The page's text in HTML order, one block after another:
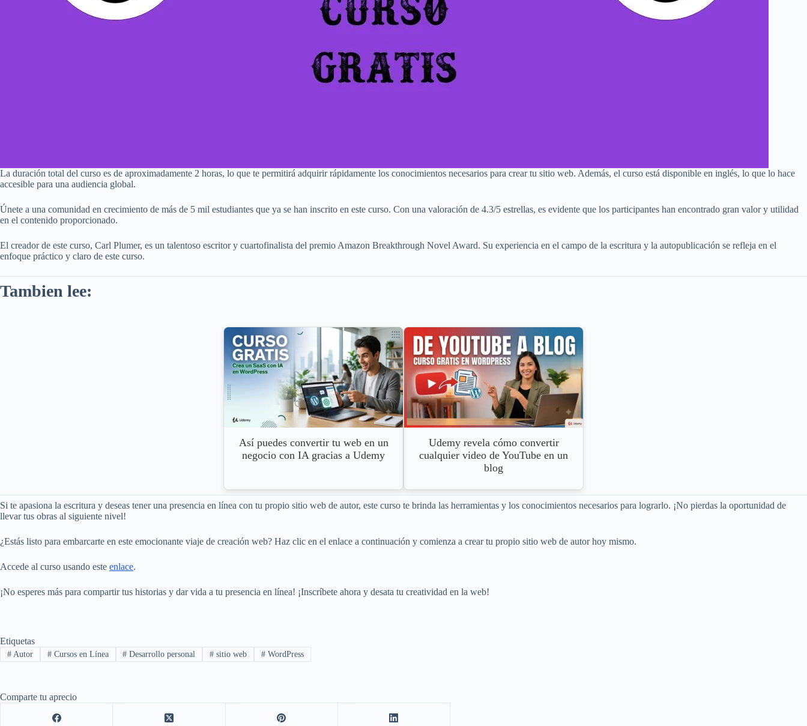
La duración total del curso es de aproximadamente 2 horas, lo que te permitirá adquirir rápidamente los conocimientos necesarios para crear tu sitio web. Además, el curso está disponible en inglés, lo que lo hace
accesible para una audiencia global.
Únete a una comunidad en crecimiento de más de 5 mil estudiantes que ya se han inscrito en este curso. Con una valoración de 4.3/5 estrellas, es evidente que los participantes han encontrado gran valor y utilidad
en el contenido proporcionado.
El creador de este curso, Carl Plumer, es un talentoso escritor y cuartofinalista del premio Amazon Breakthrough Novel Award. Su experiencia en el campo de la escritura y la autopublicación se refleja en el
enfoque práctico y claro de este curso.
Tambien lee:
Así puedes convertir tu web en un
negocio con IA gracias a Udemy
Udemy revela cómo convertir
cualquier video de YouTube en un
blog
Si te apasiona la escritura y deseas tener una presencia en línea con tu propio sitio web de autor, este curso te brinda las herramientas y los conocimientos necesarios para lograrlo. ¡No pierdas la oportunidad de
llevar tus obras al siguiente nivel!
¿Estás listo para embarcarte en este emocionante viaje de creación web? Haz clic en el enlace a continuación y comienza a crear tu propio sitio web de autor hoy mismo.
Accede al curso usando este enlace.
¡No esperes más para compartir tus historias y dar vida a tu presencia en línea! ¡Inscríbete ahora y desata tu creatividad en la web!
Etiquetas
#Autor #Cursos en Línea # Desarrollo personal # sitio web # WordPress
Comparte tu aprecio